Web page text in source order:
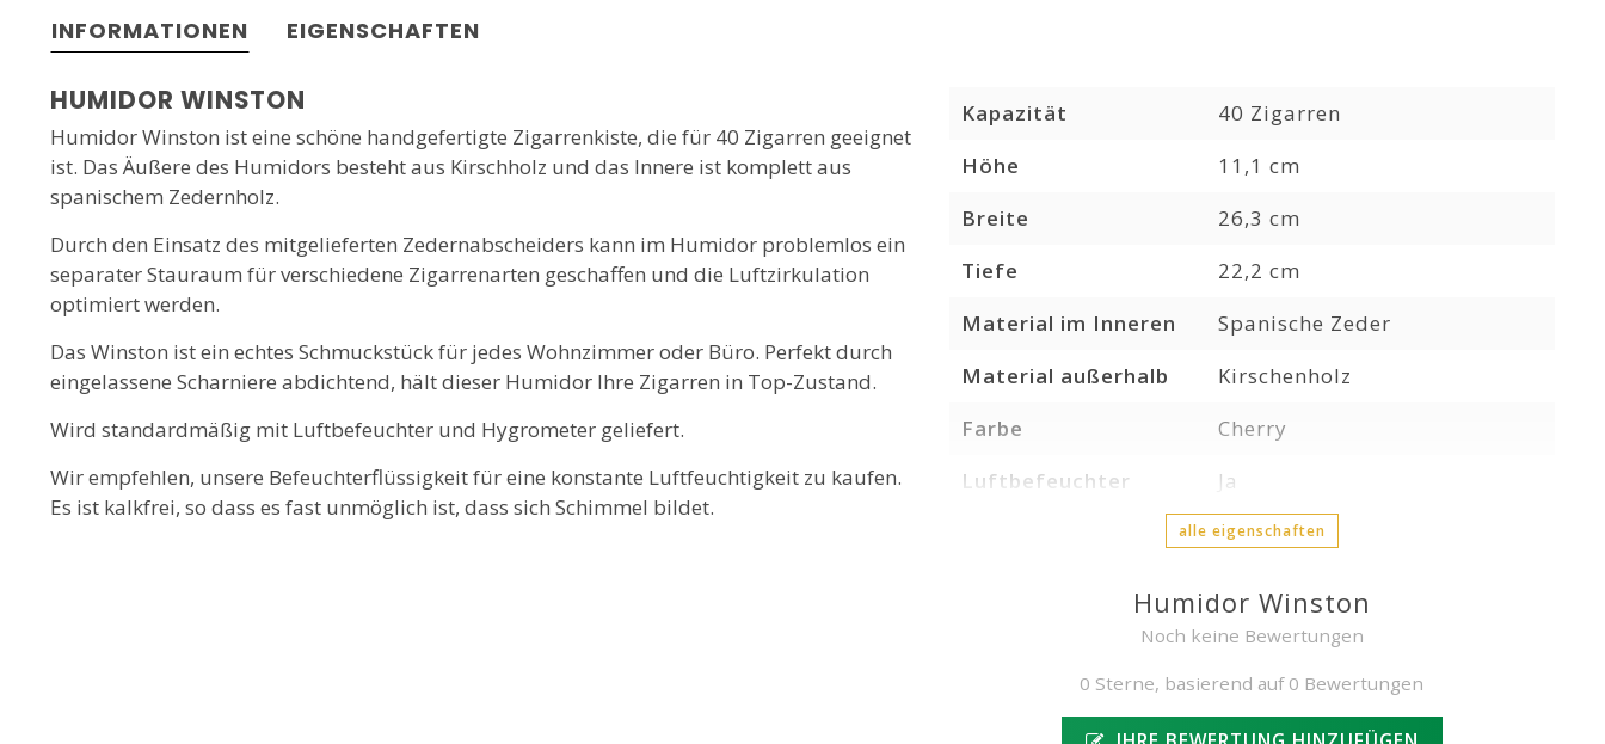
INFORMATIONEN EIGENSCHAFTEN
HUMIDOR WINSTON
Humidor Winston ist eine schöne handgefertigte Zigarrenkiste, die für 40 Zigarren geeignet
ist. Das Äußere des Humidors besteht aus Kirschholz und das Innere ist komplett aus
spanischem Zedernholz.
Durch den Einsatz des mitgelieferten Zedernabscheiders kann im Humidor problemlos ein
separater Stauraum für verschiedene Zigarrenarten geschaffen und die Luftzirkulation
optimiert werden.
Das Winston ist ein echtes Schmuckstück für jedes Wohnzimmer oder Büro. Perfekt durch
eingelassene Scharniere abdichtend, hält dieser Humidor Ihre Zigarren in Top-Zustand.
Wird standardmäßig mit Luftbefeuchter und Hygrometer geliefert.
Wir empfehlen, unsere Befeuchterflüssigkeit für eine konstante Luftfeuchtigkeit zu kaufen.
Es ist kalkfrei, so dass es fast unmöglich ist, dass sich Schimmel bildet.
Kapazität
40 Zigarren
Höhe
11,1 cm
Breite
26,3 cm
Tiefe
22,2 cm
Material im Inneren
Spanische Zeder
Material außerhalb
Kirschenholz
Farbe
Cherry
Luftbefeuchter
Ja
alle eigenschaften
Humidor Winston
Noch keine Bewertungen
0 Sterne, basierend auf 0 Bewertungen